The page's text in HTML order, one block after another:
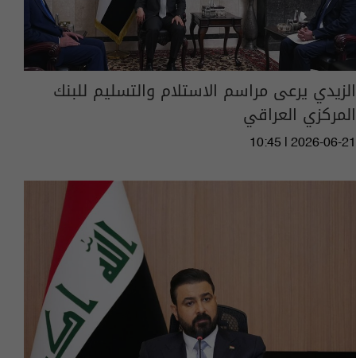
الزيدي يرعى مراسم الاستلام والتسليم للبنك
المركزي العراقي
10:45 | 2026-06-21